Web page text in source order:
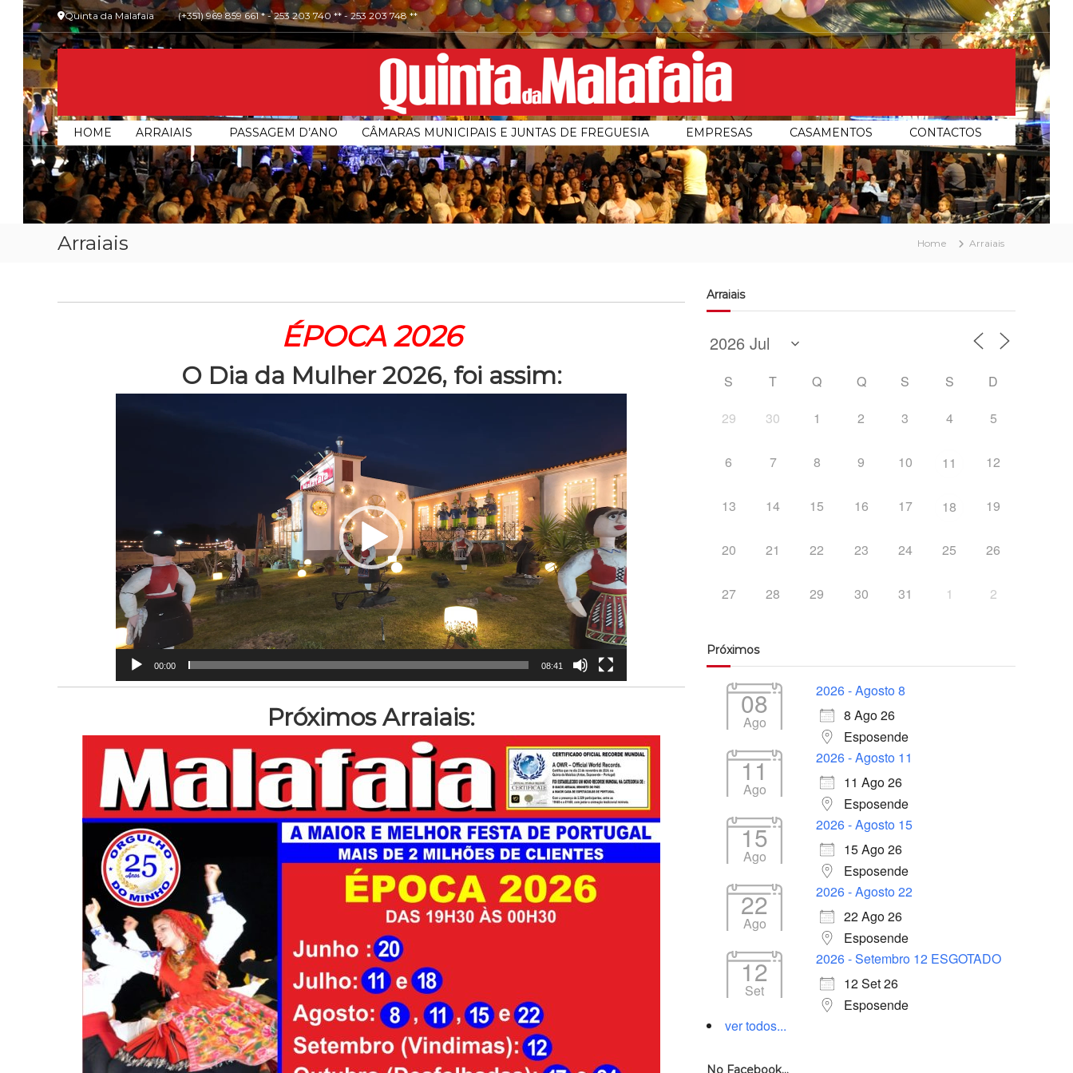
content
Quinta da Malafaia (+351) 969 859 661 * - 253 203 740 ** - 253 203 748 ** facebook
Malafaia
O
maior
arraial
minhoto
do
país
HOME ARRAIAIS PASSAGEM D’ANO CÂMARAS MUNICIPAIS E JUNTAS DE FREGUESIA EMPRESAS CASAMENTOS CONTACTOS
Arraiais Home Arraiais
ÉPOCA 2026
O Dia da Mulher 2026, foi assim:
00:00 08:41
Próximos Arraiais:
Arraiais
S T Q Q S S
D
29
30 1 2 3 4 5
6 7 8 9 10 11 12
13 14 15 16 17 18 19
20 21 22 23 24 25 26
27 28 29 30 31 1 2
Próximos
08
Ago
2026 - Agosto 8
8 Ago 26
Esposende
11
Ago
2026 - Agosto 11
11 Ago 26
Esposende
15
Ago
2026 - Agosto 15
15 Ago 26
Esposende
22
Ago
2026 - Agosto 22
22 Ago 26
Esposende
12
Set
2026 - Setembro 12 ESGOTADO
12 Set 26
Esposende
ver todos...
No Facebook…